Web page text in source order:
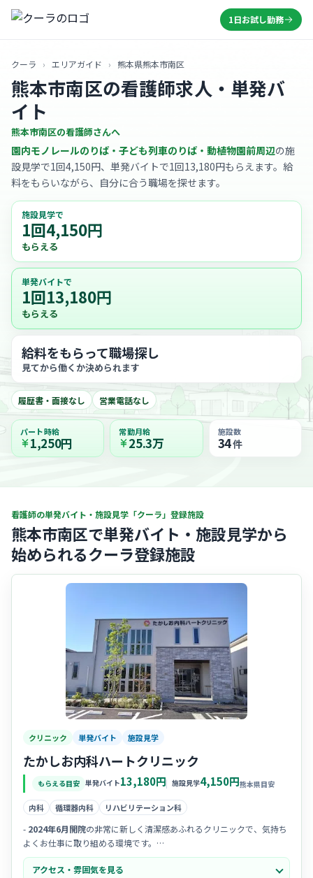
1日お試し勤務
クーラ › エリアガイド › 熊本県熊本市南区
熊本市南区の看護師求人・単発バ
イト
熊本市南区の看護師さんへ
園内モノレールのりば・子ども列車のりば・動植物園前周辺の施
設見学で1回4,150円、単発バイトで1回13,180円もらえます。給
料をもらいながら、自分に合う職場を探せます。
施設見学で
1回4,150円
もらえる
単発バイトで
1回13,180円
もらえる
給料をもらって職場探し
見てから働くか決められます
履歴書・面接なし 営業電話なし
パート時給
1,250円
常勤月給
25.3万
施設数
34件
看護師の単発バイト・施設見学「クーラ」登録施設
熊本市南区で単発バイト・施設見学から
始められるクーラ登録施設
クリニック 単発バイト 施設見学
たかしお内科ハートクリニック
もらえる目安 単発バイト13,180円 施設見学4,150円熊本県目安
内科 循環器内科 リハビリテーション科
- 2024年6月開院の非常に新しく清潔感あふれるクリニックで、気持ち
よくお仕事に取り組める環境です。
- 院長先生が非常に穏やかで、スタッフを「大切な家族」と考える温か
くアットホームな職場環境です。
アクセス・雰囲気を見る